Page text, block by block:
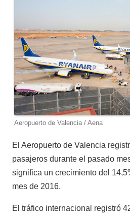
Aeropuerto de Valencia / Aena
El Aeropuerto de Valencia
pasajeros durante el pasado
significa un crecimiento del
mes de 2016.
El tráfico internacional registró